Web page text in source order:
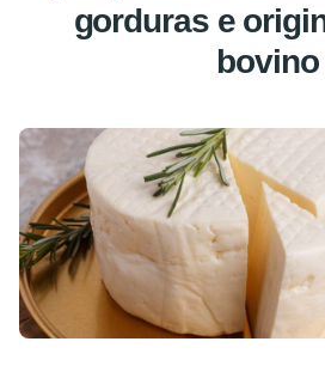
gorduras e
bovino